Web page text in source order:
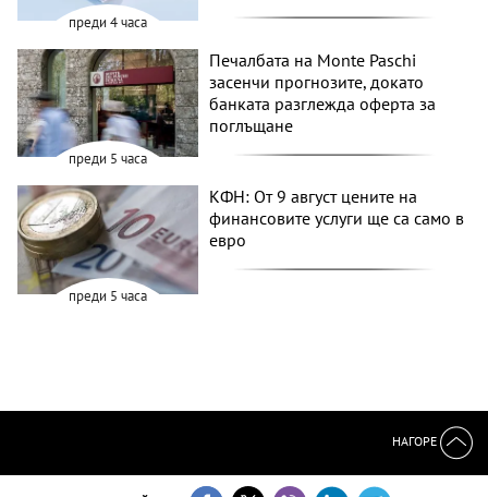
преди 4 часа
преди 5 часа
Печалбата на Monte Paschi
засенчи прогнозите, докато
банката разглежда оферта за
поглъщане
преди 5 часа
КФН: От 9 август цените на
финансовите услуги ще са само в
евро
НАГОРЕ